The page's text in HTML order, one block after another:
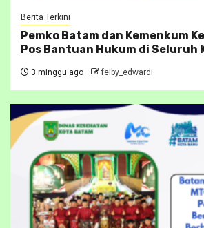
Berita Terkini
Pemko Batam dan Kemenkum
Pos Bantuan Hukum di Seluruh
3 minggu ago feiby_edwardi